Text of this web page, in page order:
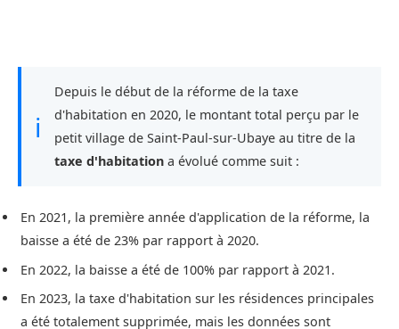
ℹ
Depuis le début de la réforme de la taxe
d'habitation en 2020, le montant total perçu par le
petit village de Saint-Paul-sur-Ubaye au titre de la
taxe d'habitation a évolué comme suit :
En 2021, la première année d'application de la réforme, la
baisse a été de 23% par rapport à 2020.
En 2022, la baisse a été de 100% par rapport à 2021.
En 2023, la taxe d'habitation sur les résidences principales
a été totalement supprimée, mais les données sont